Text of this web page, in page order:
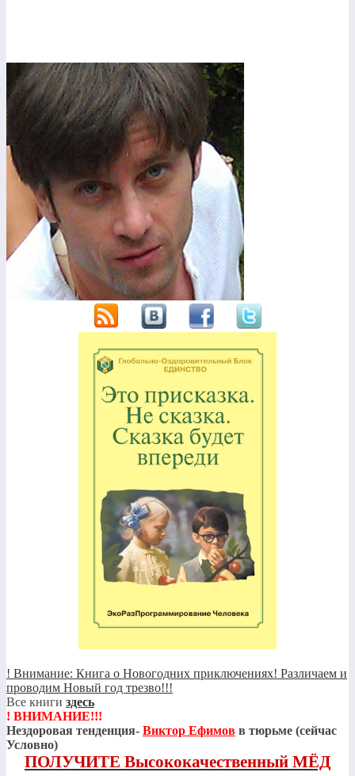
! Внимание: Книга о Новогодних приключениях! Различаем и
проводим Новый год трезво!!!
Все книги здесь
! ВНИМАНИЕ!!!
Нездоровая тенденция- Виктор Ефимов в тюрьме (сейчас
Условно)
ПОЛУЧИТЕ Высококачественный МЁД